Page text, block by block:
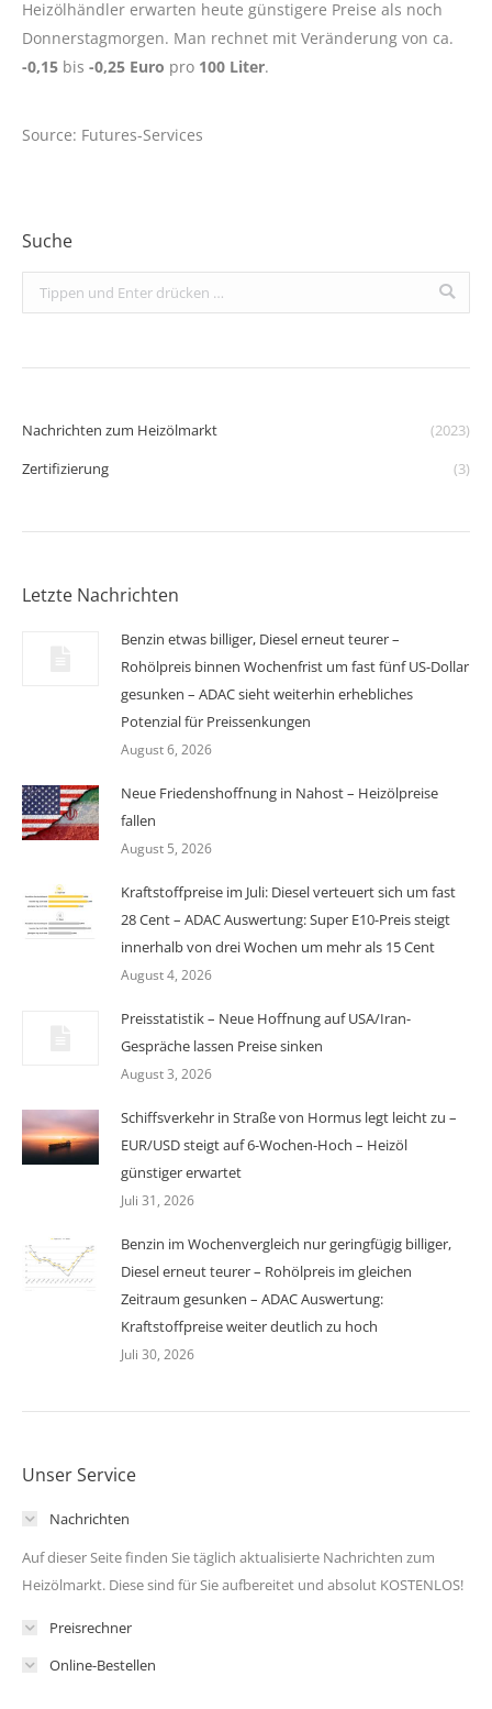
Heizölhändler erwarten heute günstigere Preise als noch
Donnerstagmorgen. Man rechnet mit Veränderung von ca.
-0,15 bis -0,25 Euro pro 100 Liter.
Source: Futures-Services
Suche
Search:
Nachrichten zum Heizölmarkt
(2023)
Zertifizierung
(3)
Letzte Nachrichten
Benzin etwas billiger, Diesel erneut teurer –
Rohölpreis binnen Wochenfrist um fast fünf US-Dollar
gesunken – ADAC sieht weiterhin erhebliches
Potenzial für Preissenkungen
August 6, 2026
Neue Friedenshoffnung in Nahost – Heizölpreise
fallen
August 5, 2026
Kraftstoffpreise im Juli: Diesel verteuert sich um fast
28 Cent – ADAC Auswertung: Super E10-Preis steigt
innerhalb von drei Wochen um mehr als 15 Cent
August 4, 2026
Preisstatistik – Neue Hoffnung auf USA/Iran-
Gespräche lassen Preise sinken
August 3, 2026
Schiffsverkehr in Straße von Hormus legt leicht zu –
EUR/USD steigt auf 6-Wochen-Hoch – Heizöl
günstiger erwartet
Juli 31, 2026
Benzin im Wochenvergleich nur geringfügig billiger,
Diesel erneut teurer – Rohölpreis im gleichen
Zeitraum gesunken – ADAC Auswertung:
Kraftstoffpreise weiter deutlich zu hoch
Juli 30, 2026
Unser Service
Nachrichten
Auf dieser Seite finden Sie täglich aktualisierte Nachrichten zum
Heizölmarkt. Diese sind für Sie aufbereitet und absolut KOSTENLOS!
Preisrechner
Online-Bestellen